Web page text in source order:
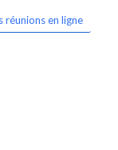
réunions en ligne